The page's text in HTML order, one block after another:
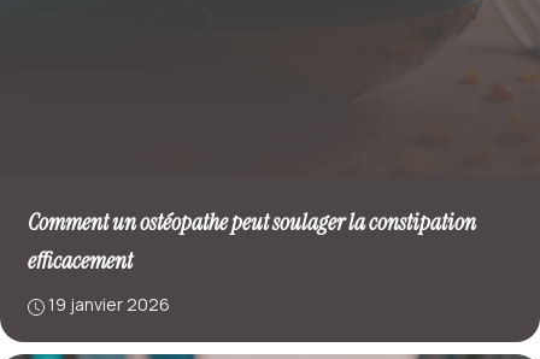
Comment un ostéopathe peut soulager la constipation
efficacement
19 janvier 2026